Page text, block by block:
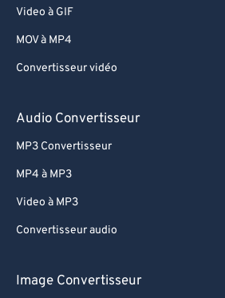
Video à GIF
MOV à MP4
Convertisseur vidéo
Audio Convertisseur
MP3 Convertisseur
MP4 à MP3
Video à MP3
Convertisseur audio
Image Convertisseur